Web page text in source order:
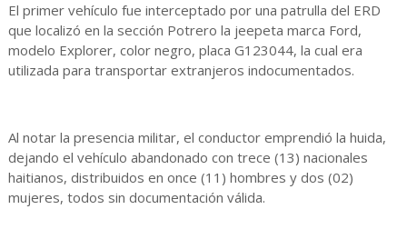
El primer vehículo fue interceptado por una patrulla del ERD
que localizó en la sección Potrero la jeepeta marca Ford,
modelo Explorer, color negro, placa G123044, la cual era
utilizada para transportar extranjeros indocumentados.
Al notar la presencia militar, el conductor emprendió la huida,
dejando el vehículo abandonado con trece (13) nacionales
haitianos, distribuidos en once (11) hombres y dos (02)
mujeres, todos sin documentación válida.